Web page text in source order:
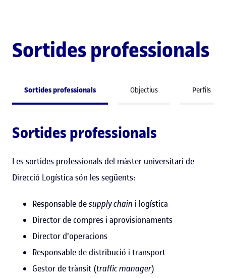
Sortides professionals
Sortides professionals Objectius Perfils
Sortides professionals
Les sortides professionals del màster universitari de
Direcció Logística són les següents:
Responsable desupply chain i logística
Director de compres i aprovisionaments
Director d'operacions
Responsable de distribució i transport
Gestor de trànsit (traffic manager)